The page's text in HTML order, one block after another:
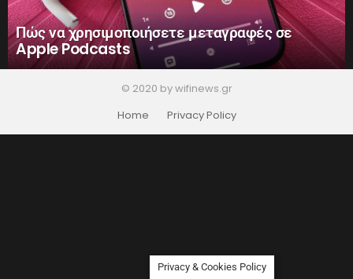
Πώς να χρησιμοποιήσετε μεταγραφές σε
Apple Podcasts
© 2020 by wifinews.gr
Home
Privacy Policy
Privacy & Cookies Policy